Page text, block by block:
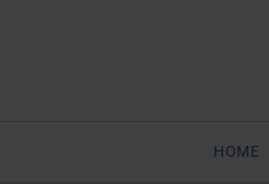
HOME